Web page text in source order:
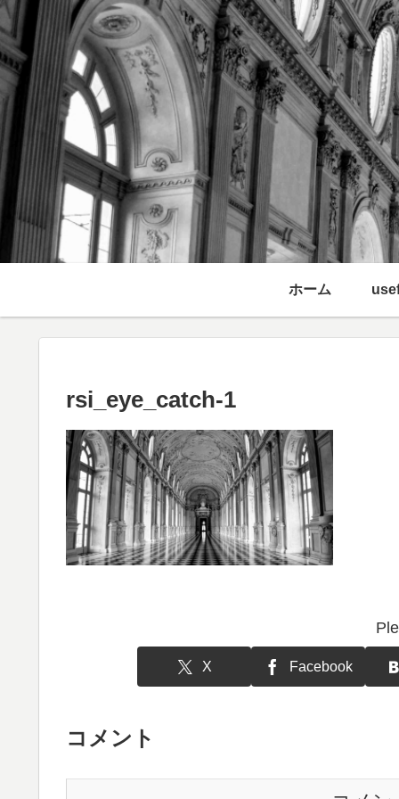
ホーム
rsi_eye_catch-1
X Facebook
コメント